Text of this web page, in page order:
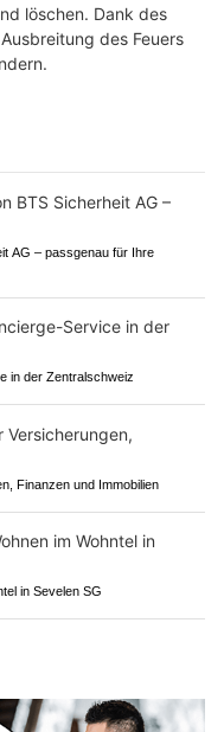
löschen. Dank des
des Feuers
AG – passgenau für Ihre
in der Zentralschweiz
Finanzen und Immobilien
in Sevelen SG